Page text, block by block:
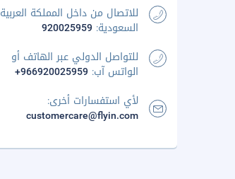
للاتصال من داخل المملكة العربية
السعودية: 920025959
للتواصل الدولي عبر الهاتف أو
الواتس آب: +966920025959
لأي استفسارات أخرى:
customercare@flyin.com